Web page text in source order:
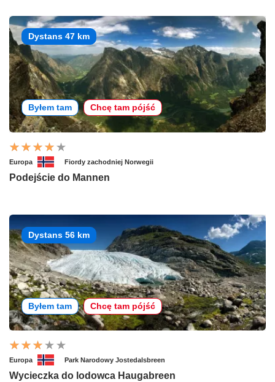
Dystans 47 km
Byłem tam Chcę tam pójść
Europa Fiordy zachodniej Norwegii
Podejście do Mannen
Dystans 56 km
Byłem tam Chcę tam pójść
Europa Park Narodowy Jostedalsbreen
Wycieczka do lodowca Haugabreen